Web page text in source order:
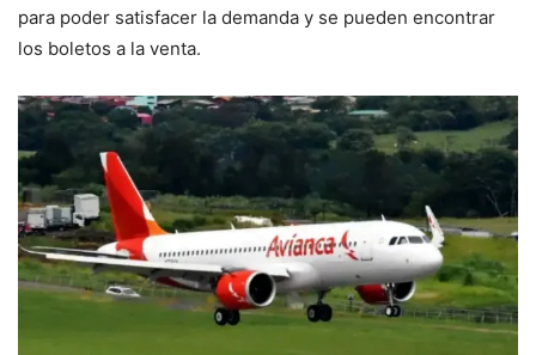
para poder satisfacer la demanda y se pueden encontrar
los boletos a la venta.